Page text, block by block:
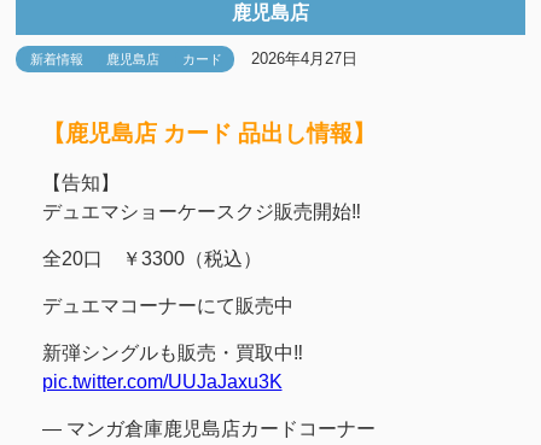
鹿児島店
新着情報 鹿児島店 カード 2026年4月27日
【鹿児島店 カード 品出し情報】
【告知】
デュエマショーケースクジ販売開始‼
全20口 ￥3300（税込）
デュエマコーナーにて販売中
新弾シングルも販売・買取中‼
pic.twitter.com/UUJaJaxu3K
— マンガ倉庫鹿児島店カードコーナー